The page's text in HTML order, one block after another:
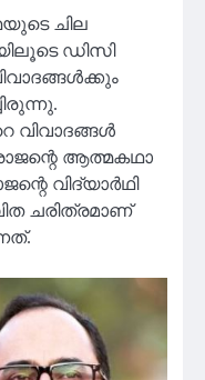
ചില
ഡിസി
വിവാദങ്ങള്‍
ആത്മകഥാ
വിദ്യാര്‍ഥി
ചരിത്രമാണ്